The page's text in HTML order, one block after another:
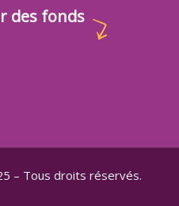
des fonds
– Tous droits réservés.